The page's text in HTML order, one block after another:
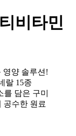
비타민
영양 솔루션!
랄 15종
담은 구미
공수한 원료